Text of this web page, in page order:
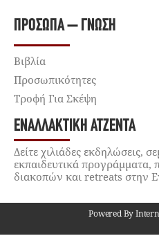
ΠΡΌΣΩΠΑ – ΓΝΏΣΗ
Βιβλία
Προσωπικότητες
Τροφή Για Σκέψη
ΕΝΑΛΛΑΚΤΙΚΉ ΑΤΖΈΝΤΑ
Δείτε χιλιάδες εκδηλώσεις,
εκπαιδευτικά προγράμματα,
διακοπών και retreats στην
Powered By